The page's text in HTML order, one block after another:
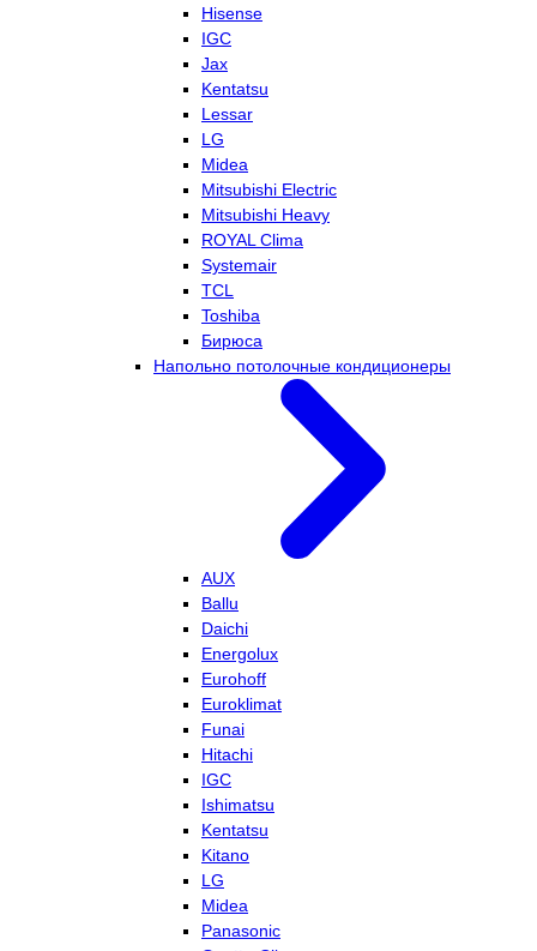
Hisense
IGC
Jax
Kentatsu
Lessar
LG
Midea
Mitsubishi Electric
Mitsubishi Heavy
ROYAL Clima
Systemair
TCL
Toshiba
Бирюса
Напольно потолочные кондиционеры
AUX
Ballu
Daichi
Energolux
Eurohoff
Euroklimat
Funai
Hitachi
IGC
Ishimatsu
Kentatsu
Kitano
LG
Midea
Panasonic